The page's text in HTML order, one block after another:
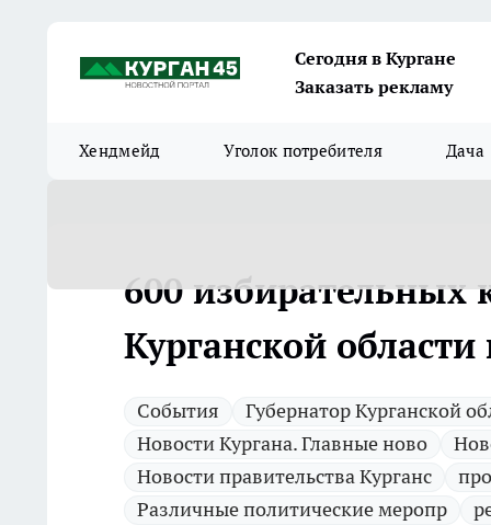
Сегодня в Кургане
Заказать рекламу
Хендмейд Уголок потребителя Дача
600 избирательных
Курганской области
Cобытия
Губернатор Курганской
Новости Кургана. Главные ново
Новости правительства Курганс
Различные политические меропр